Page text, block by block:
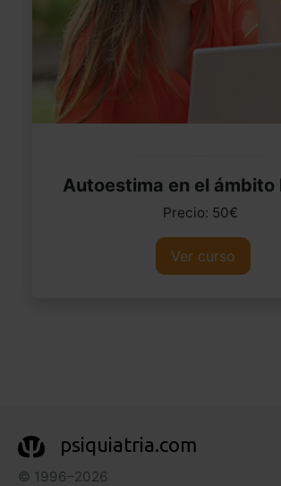
Autoestima en el ámbito
Precio: 50€
Ver curso
psiquiatria.com
© 1996–2026